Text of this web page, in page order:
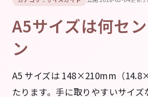
A5サイズは何セ
ン
A5 サイズは 148×210mm（
たります。手に取りやすいサイ